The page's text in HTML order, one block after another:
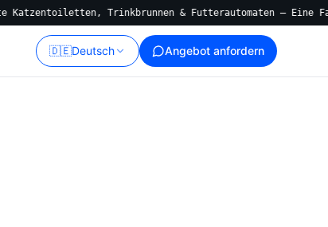
Trinkbrunnen & Futterautomaten — Eine Fabrik,
🇩🇪Deutsch Angebot anfordern